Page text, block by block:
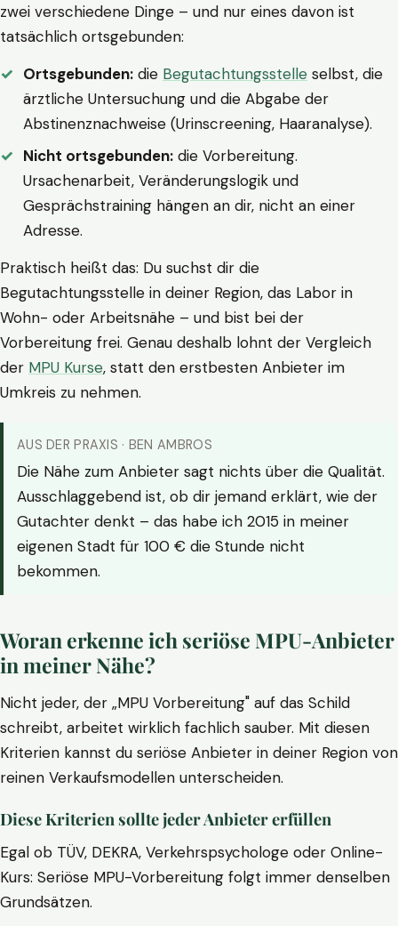
zwei verschiedene Dinge – und nur eines davon ist
tatsächlich ortsgebunden:
Ortsgebunden: die Begutachtungsstelle selbst, die
ärztliche Untersuchung und die Abgabe der
Abstinenznachweise (Urinscreening, Haaranalyse).
Nicht ortsgebunden: die Vorbereitung.
Ursachenarbeit, Veränderungslogik und
Gesprächstraining hängen an dir, nicht an einer
Adresse.
Praktisch heißt das: Du suchst dir die
Begutachtungsstelle in deiner Region, das Labor in
Wohn- oder Arbeitsnähe – und bist bei der
Vorbereitung frei. Genau deshalb lohnt der Vergleich
der MPU Kurse, statt den erstbesten Anbieter im
Umkreis zu nehmen.
AUS DER PRAXIS · BEN AMBROS
Die Nähe zum Anbieter sagt nichts über die Qualität.
Ausschlaggebend ist, ob dir jemand erklärt, wie der
Gutachter denkt – das habe ich 2015 in meiner
eigenen Stadt für 100 € die Stunde nicht
bekommen.
Woran erkenne ich seriöse MPU-Anbieter
in meiner Nähe?
Nicht jeder, der „MPU Vorbereitung" auf das Schild
schreibt, arbeitet wirklich fachlich sauber. Mit diesen
Kriterien kannst du seriöse Anbieter in deiner Region von
reinen Verkaufsmodellen unterscheiden.
Diese Kriterien sollte jeder Anbieter erfüllen
Egal ob TÜV, DEKRA, Verkehrspsychologe oder Online-
Kurs: Seriöse MPU-Vorbereitung folgt immer denselben
Grundsätzen.